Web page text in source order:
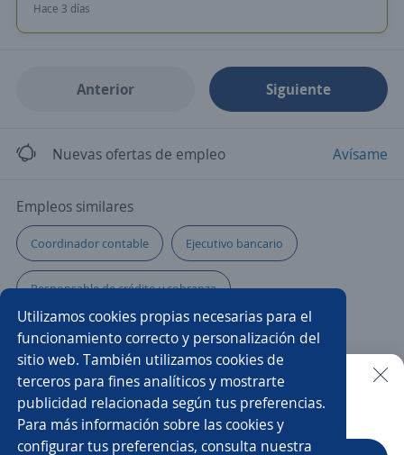
Utilizamos cookies propias necesarias para el
funcionamiento correcto y personalización del
sitio web. También utilizamos cookies de
terceros para fines analíticos y mostrarte
publicidad relacionada según tus preferencias.
Para más información sobre las cookies y
configurar tus preferencias, consulta nuestra
Hace 3 días
Anterior Siguiente
Nuevas ofertas de empleo Avísame
Empleos similares
Coordinador contable Ejecutivo bancario
Responsable de crédito y cobranza
Gerente administrativo Ejecutivo/a telefónico
Gerente de impuestos Coordinador/a
Ejecutivo/a de ventas Gerente de finanzas
Buscar es más fácil en la app